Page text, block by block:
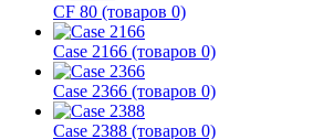
CF 80 (товаров 0)
Case 2166 (товаров 0)
Case 2366 (товаров 0)
Case 2388 (товаров 0)